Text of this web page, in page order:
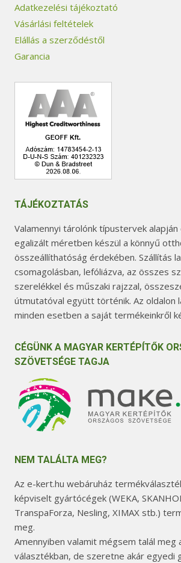
Adatkezelési tájékoztató
Vásárlási feltételek
Elállás a szerződéstől
Garancia
TÁJÉKOZTATÁS
Valamennyi tárolónk típustervek
egalizált méretben készül a könnyű
összeállíthatóság érdekében. Szállítás
csomagolásban, lefóliázva, az összes
szerelékkel és műszaki rajzzal,
útmutatóval együtt történik. Az oldalon
minden esetben a saját termékeinkről
CÉGÜNK A MAGYAR KERTÉPÍTŐK
SZÖVETSÉGE TAGJA
NEM TALÁLTA MEG?
Az e-kert.hu webáruház
képviselt gyártócégek (WEKA,
TranspaForza, Nesling, XIMAX stb.)
meg.
Amennyiben valamit mégsem talál meg
választékban, de szeretne akár egyedi